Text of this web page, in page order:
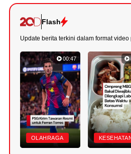
Flash
Update berita terkini dalam format video
00:47
OLAHRAGA